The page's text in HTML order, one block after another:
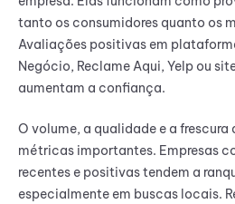
tanto os consumidores quanto os
Avaliações positivas em
Negócio, Reclame Aqui, Yelp ou
aumentam a confiança.
O volume, a qualidade e a
métricas importantes. Empresas
recentes e positivas tendem a
especialmente em buscas locais.